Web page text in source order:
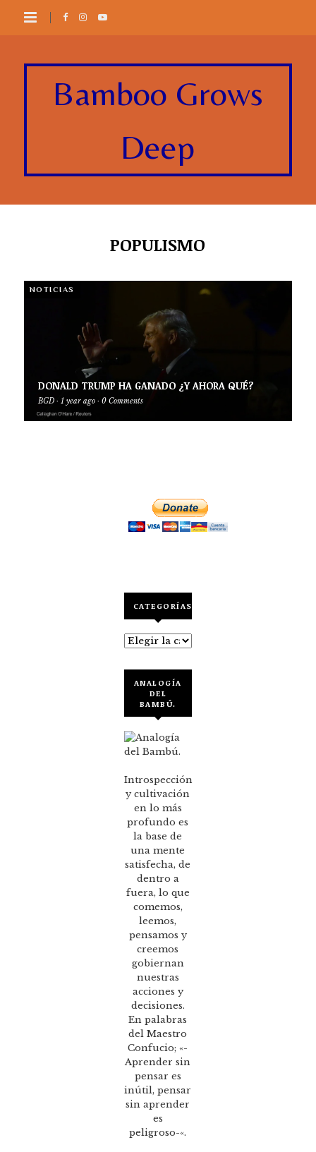
Bamboo Grows
Deep
POPULISMO
NOTICIAS
DONALD TRUMP HA GANADO ¿Y AHORA QUÉ?
BGD · 1 year ago · 0 Comments
CATEGORÍAS
Categorías
ANALOGÍA
DEL
BAMBÚ.
Introspección
y cultivación
en lo más
profundo es
la base de
una mente
satisfecha, de
dentro a
fuera, lo que
comemos,
leemos,
pensamos y
creemos
gobiernan
nuestras
acciones y
decisiones.
En palabras
del Maestro
Confucio; «-
Aprender sin
pensar es
inútil, pensar
sin aprender
es
peligroso-«.